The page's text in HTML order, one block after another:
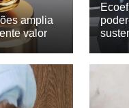
amplia
valor